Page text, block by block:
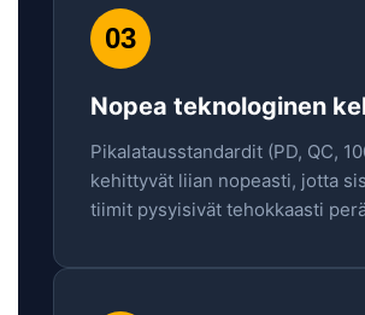
03
Nopea teknologinen
Pikalatausstandardit (PD, QC,
kehittyvät liian nopeasti, jotta
tiimit pysyisivät tehokkaasti